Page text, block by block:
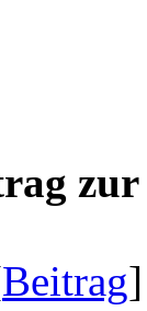
zur
Beitrag